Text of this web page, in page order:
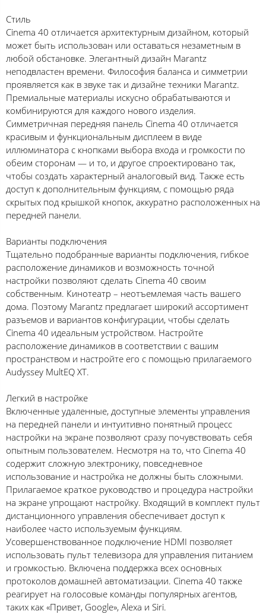
Стиль
Cinema 40 отличается архитектурным дизайном, который
может быть использован или оставаться незаметным в
любой обстановке. Элегантный дизайн Marantz
неподвластен времени. Философия баланса и симметрии
проявляется как в звуке так и дизайне техники Marantz.
Премиальные материалы искусно обрабатываются и
комбинируются для каждого нового изделия.
Симметричная передняя панель Cinema 40 отличается
красивым и функциональным дисплеем в виде
иллюминатора с кнопками выбора входа и громкости по
обеим сторонам — и то, и другое спроектировано так,
чтобы создать характерный аналоговый вид. Также есть
доступ к дополнительным функциям, с помощью ряда
скрытых под крышкой кнопок, аккуратно расположенных на
передней панели.
Варианты подключения
Тщательно подобранные варианты подключения, гибкое
расположение динамиков и возможность точной
настройки позволяют сделать Cinema 40 своим
собственным. Кинотеатр – неотъемлемая часть вашего
дома. Поэтому Marantz предлагает широкий ассортимент
разъемов и вариантов конфигурации, чтобы сделать
Cinema 40 идеальным устройством. Настройте
расположение динамиков в соответствии с вашим
пространством и настройте его с помощью прилагаемого
Audyssey MultEQ XT.
Легкий в настройке
Включенные удаленные, доступные элементы управления
на передней панели и интуитивно понятный процесс
настройки на экране позволяют сразу почувствовать себя
опытным пользователем. Несмотря на то, что Cinema 40
содержит сложную электронику, повседневное
использование и настройка не должны быть сложными.
Прилагаемое краткое руководство и процедура настройки
на экране упрощают настройку. Входящий в комплект пульт
дистанционного управления обеспечивает доступ к
наиболее часто используемым функциям.
Усовершенствованное подключение HDMI позволяет
использовать пульт телевизора для управления питанием
и громкостью. Включена поддержка всех основных
протоколов домашней автоматизации. Cinema 40 также
реагирует на голосовые команды популярных агентов,
таких как «Привет, Google», Alexa и Siri.